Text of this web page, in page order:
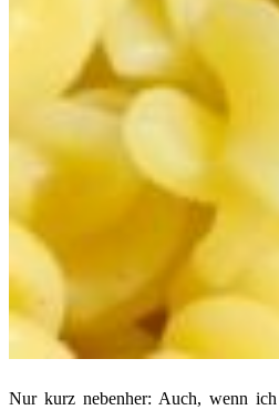
Nur kurz nebenher: Auch, wenn